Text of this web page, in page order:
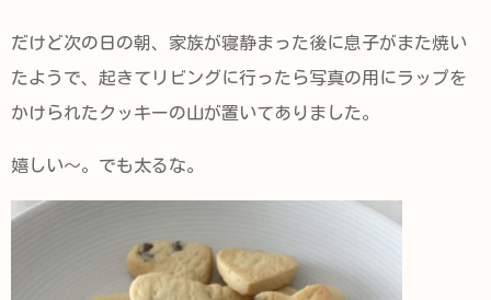
だけど次の日の朝、家族が寝静まった後に息子がまた焼い
たようで、起きてリビングに行ったら写真の用にラップを
かけられたクッキーの山が置いてありました。
嬉しい～。でも太るな。